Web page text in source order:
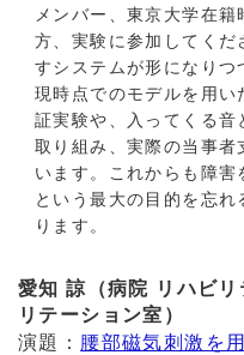
メンバー、東京大学在
方、実験に参加してく
すシステムが形になりつ
現時点でのモデルを用い
証実験や、入ってくる音
取り組み、実際の当事者
います。これからも障害
という最大の目的を忘
ります。
愛知 諒（病院 リハビ
リテーション室）
演題： 腰部磁気刺激を